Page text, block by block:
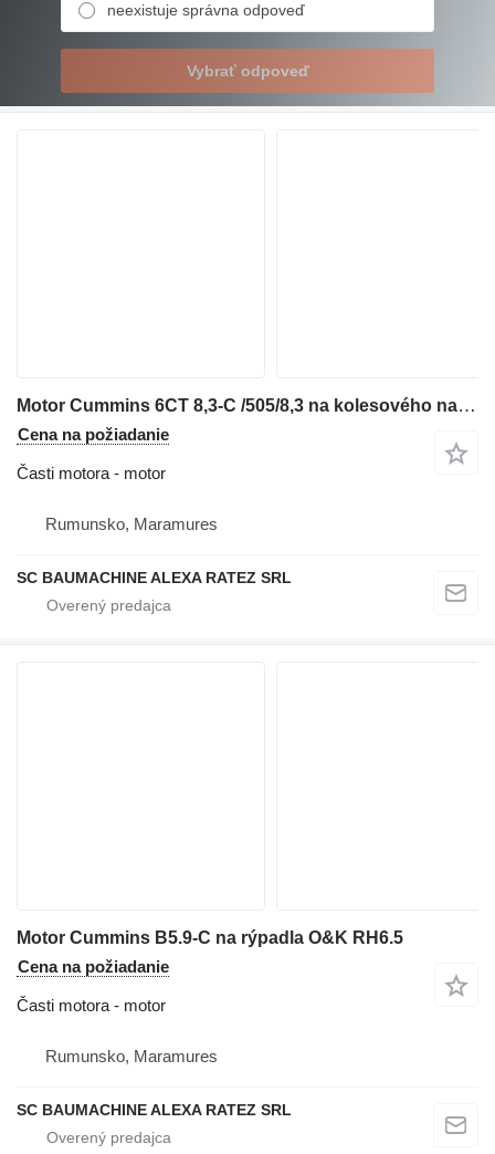
neexistuje správna odpoveď
Vybrať odpoveď
Motor Cummins 6CT 8,3-C /505/8,3 na kolesového nakladača Komatsu WA320
Cena na požiadanie
Časti motora - motor
Rumunsko, Maramures
SC BAUMACHINE ALEXA RATEZ SRL
Motor Cummins B5.9-C na rýpadla O&K RH6.5
Cena na požiadanie
Časti motora - motor
Rumunsko, Maramures
SC BAUMACHINE ALEXA RATEZ SRL